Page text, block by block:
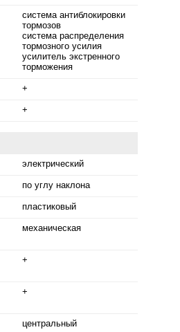
система антиблокировки
тормозов
система распределения
тормозного усилия
усилитель экстренного
торможения
+
+
электрический
по углу наклона
пластиковый
механическая
+
+
центральный